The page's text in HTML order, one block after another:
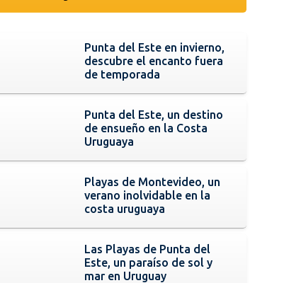
Punta del Este en invierno,
descubre el encanto fuera
de temporada
Punta del Este, un destino
de ensueño en la Costa
Uruguaya
Playas de Montevideo, un
verano inolvidable en la
costa uruguaya
Las Playas de Punta del
Este, un paraíso de sol y
mar en Uruguay